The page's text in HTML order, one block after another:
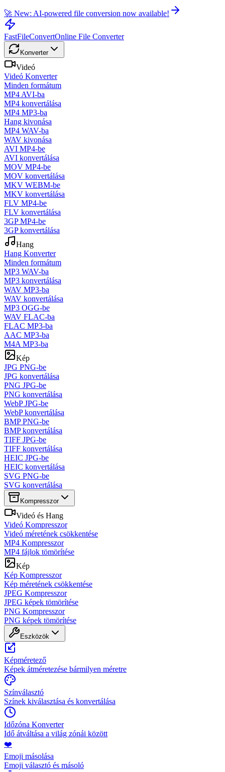
🚀 New: AI-powered file conversion now available!
FastFileConvertOnline File Converter
Konverter
Videó
Videó Konverter
Minden formátum
MP4 AVI-ba
MP4 konvertálása
MP4 MP3-ba
Hang kivonása
MP4 WAV-ba
WAV kivonása
AVI MP4-be
AVI konvertálása
MOV MP4-be
MOV konvertálása
MKV WEBM-be
MKV konvertálása
FLV MP4-be
FLV konvertálása
3GP MP4-be
3GP konvertálása
Hang
Hang Konverter
Minden formátum
MP3 WAV-ba
MP3 konvertálása
WAV MP3-ba
WAV konvertálása
MP3 OGG-be
WAV FLAC-ba
FLAC MP3-ba
AAC MP3-ba
M4A MP3-ba
Kép
JPG PNG-be
JPG konvertálása
PNG JPG-be
PNG konvertálása
WebP JPG-be
WebP konvertálása
BMP PNG-be
BMP konvertálása
TIFF JPG-be
TIFF konvertálása
HEIC JPG-be
HEIC konvertálása
SVG PNG-be
SVG konvertálása
Kompresszor
Videó és Hang
Videó Kompresszor
Videó méretének csökkentése
MP4 Kompresszor
MP4 fájlok tömörítése
Kép
Kép Kompresszor
Kép méretének csökkentése
JPEG Kompresszor
JPEG képek tömörítése
PNG Kompresszor
PNG képek tömörítése
Eszközök
Képméretező
Képek átméretezése bármilyen méretre
Színválasztó
Színek kiválasztása és konvertálása
Időzóna Konverter
Idő átváltása a világ zónái között
❤️
Emoji másolása
Emoji választó és másoló